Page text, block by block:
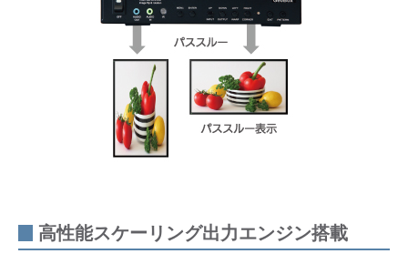
高性能スケーリング出力エンジン搭載